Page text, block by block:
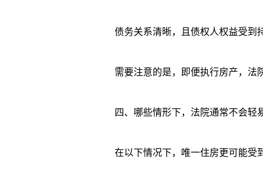
债务关系清晰，且债权人权益受到
需要注意的是，即便执行房产，法院
四、哪些情形下，法院通常不会轻易
在以下情况下，唯一住房更可能受到